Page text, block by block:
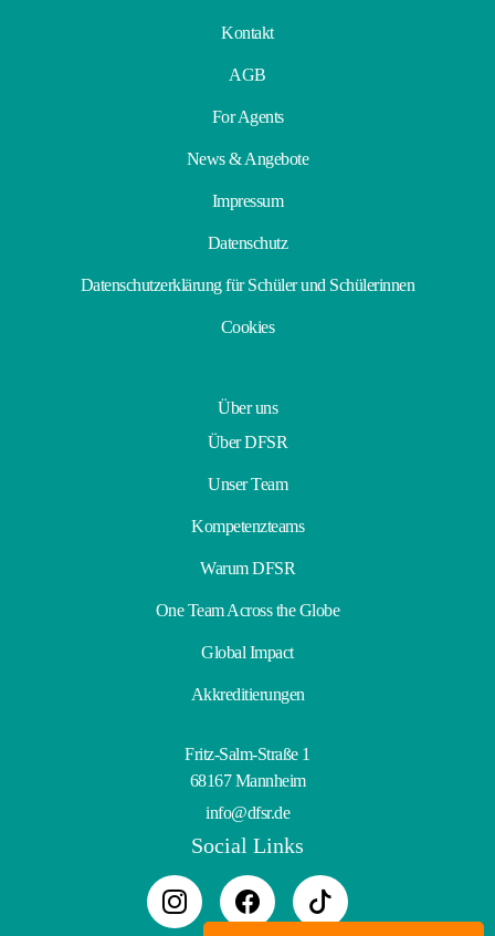
Kontakt
AGB
For Agents
News & Angebote
Impressum
Datenschutz
Datenschutzerklärung für Schüler und Schülerinnen
Cookies
Über uns
Über DFSR
Unser Team
Kompetenzteams
Warum DFSR
One Team Across the Globe
Global Impact
Akkreditierungen
Fritz-Salm-Straße 1
68167 Mannheim
info@dfsr.de
Social Links